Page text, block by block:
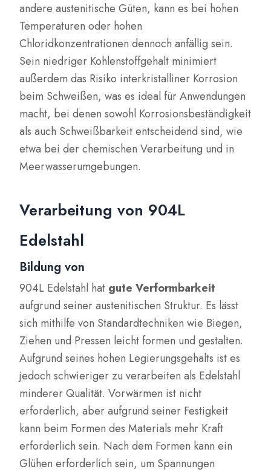
andere austenitische Güten, kann es bei hohen
Temperaturen oder hohen
Chloridkonzentrationen dennoch anfällig sein.
Sein niedriger Kohlenstoffgehalt minimiert
außerdem das Risiko interkristalliner Korrosion
beim Schweißen, was es ideal für Anwendungen
macht, bei denen sowohl Korrosionsbeständigkeit
als auch Schweißbarkeit entscheidend sind, wie
etwa bei der chemischen Verarbeitung und in
Meerwasserumgebungen.
Verarbeitung von 904L
Edelstahl
Bildung von
904L Edelstahl hat gute Verformbarkeit
aufgrund seiner austenitischen Struktur. Es lässt
sich mithilfe von Standardtechniken wie Biegen,
Ziehen und Pressen leicht formen und gestalten.
Aufgrund seines hohen Legierungsgehalts ist es
jedoch schwieriger zu verarbeiten als Edelstahl
minderer Qualität. Vorwärmen ist nicht
erforderlich, aber aufgrund seiner Festigkeit
kann beim Formen des Materials mehr Kraft
erforderlich sein. Nach dem Formen kann ein
Glühen erforderlich sein, um Spannungen